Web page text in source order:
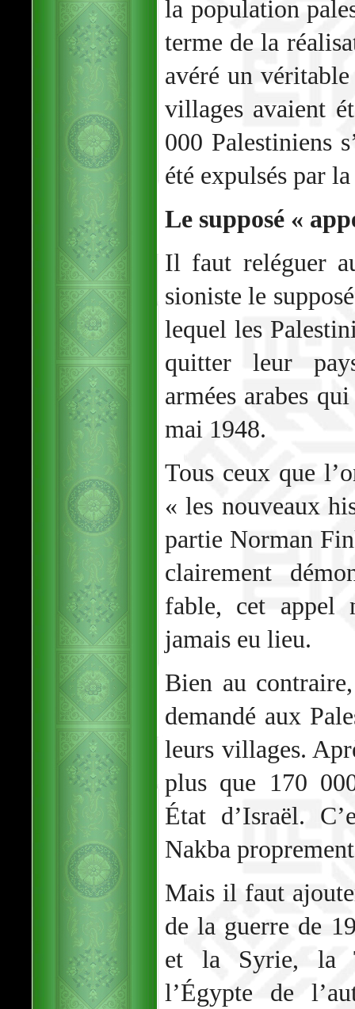
la population
terme de la
avéré un
villages avaient
000 Palestiniens
été expulsés par
Le supposé «
Il faut reléguer
sioniste le
lequel les
quitter leur
armées arabes
mai 1948.
Tous ceux que
« les nouveaux
partie Norman
clairement
fable, cet appel
jamais eu lieu.
Bien au
demandé aux
leurs villages.
plus que 170
État d’Israël.
Nakba
Mais il faut
de la guerre de
et la Syrie, la
l’Égypte de